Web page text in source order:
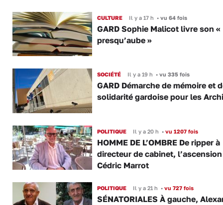
CULTURE Il y a 17 h •vu 64 fois
GARD Sophie Malicot livre son «
presqu’aube »
SOCIÉTÉ Il y a 19 h •vu 335 fois
GARD Démarche de mémoire et
solidarité gardoise pour les
POLITIQUE Il y a 20 h •vu 1207 fois
HOMME DE L’OMBRE De ripper à
directeur de cabinet,
Cédric Marrot
POLITIQUE Il y a 21 h •vu 727 fois
SÉNATORIALES À gauche,